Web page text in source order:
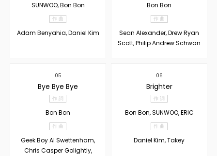
SUNWOO, Bon Bon
作 曲
Adam Benyahia, Daniel Kim
Bon Bon
作 曲
Sean Alexander, Drew Ryan
Scott, Philip Andrew Schwan
05
Bye Bye Bye
作 詞
Bon Bon
作 曲
Geek Boy Al Swettenham,
Chris Casper Golightly,
06
Brighter
作 詞
Bon Bon, SUNWOO, ERIC
作 曲
Daniel Kim, Takey